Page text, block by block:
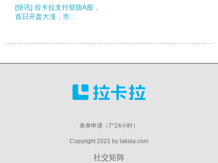
[快讯] 拉卡拉支付登陆A股，
首日开盘大涨，市...
表单申请（7*24小时）
Copyright 2021 by lakala.com
社交矩阵